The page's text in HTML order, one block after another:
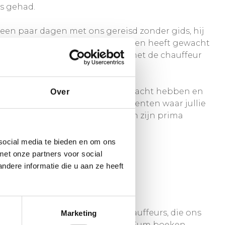
Over
media te bieden en om ons
onze partners voor social
informatie die u aan ze heeft
Marketing
gehad.
paar dagen met ons gereisd zonder gids, hij
verantwoordelijk voor ons en heeft gewacht
had ook al contact gelegd met de chauffeur
jullie vooraf met ons meegedacht hebben en
op reis gaan. Op de continenten waar jullie
toe met jullie gemaakt hebben zijn prima
hadden twee hele goede chauffeurs, die ons